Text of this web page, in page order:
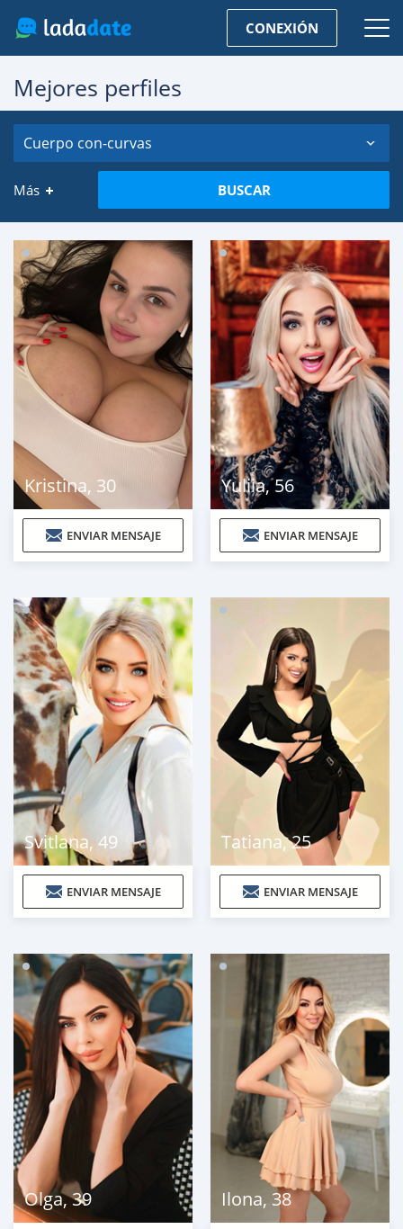
CONEXIÓN
Mejores perfiles
Cuerpo con-curvas
Más BUSCAR
Kristina, 30
ENVIAR MENSAJE
Yuliia,56
ENVIAR MENSAJE
Svitlana,49
ENVIAR MENSAJE
Tatiana,25
ENVIAR MENSAJE
Olga,39 Ilona, 38